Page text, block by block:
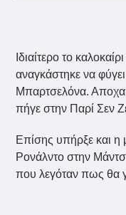
Ιδιαίτερο το
αναγκάστηκε να
Μπαρτσελόνα.
πήγε στην Παρί Σεν
Επίσης υπήρξε και η
Ρονάλντο στην
που λεγόταν πως θα